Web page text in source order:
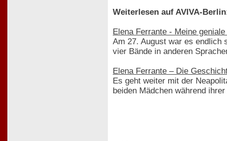
Weiterlesen auf AVIVA-
Elena Ferrante - Meine
Am 27. August war es endlich
vier Bände in anderen
Elena Ferrante – Die
Es geht weiter mit der
beiden Mädchen während